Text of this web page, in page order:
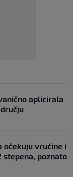
aplicirala
očekuju vrućine i
poznato